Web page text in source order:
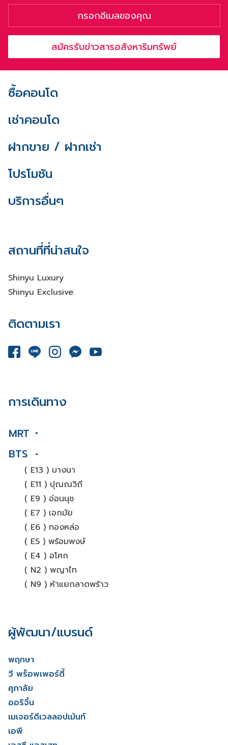
สมัครรับข่าวสารอสังหาริมทรัพย์
ซื้อคอนโด
เช่าคอนโด
ฝากขาย / ฝากเช่า
โปรโมชัน
บริการอื่นๆ
สถานที่ที่น่าสนใจ
Shinyu Luxury
Shinyu Exclusive
ติดตามเรา
การเดินทาง
MRT
BTS
( E13 ) บางนา
( E11 ) ปุณณวิถี
( E9 ) อ่อนนุช
( E7 ) เอกมัย
( E6 ) ทองหล่อ
( E5 ) พร้อมพงษ์
( E4 ) อโศก
( N2 ) พญาไท
( N9 ) ห้าแยกลาดพร้าว
ผู้พัฒนา/แบรนด์
พฤกษา
วี พร็อพเพอร์ตี้
ศุภาลัย
ออริจิ้น
เมเจอร์ดีเวลลอปเม้นท์
เอพี